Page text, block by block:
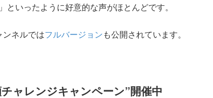
といったように好意的な声がほとんどです。
ンネルではフルバージョンも公開されています。
ャレンジキャンペーン”開催中